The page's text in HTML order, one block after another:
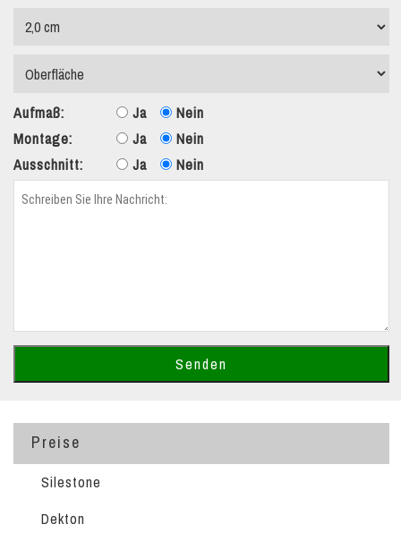
Aufmaß: Ja
Nein
Montage:
Ja
Nein
Ausschnitt:
Ja Nein
Preise
Silestone
Dekton